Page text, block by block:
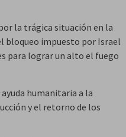
la trágica situación en la
bloqueo impuesto por Israel
para lograr un alto el fuego
humanitaria a la
y el retorno de los